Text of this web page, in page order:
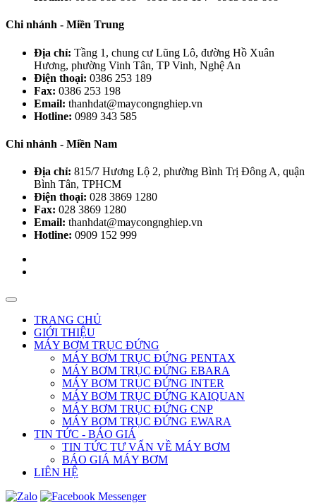
Chi nhánh - Miền Trung
Địa chỉ: Tầng 1, chung cư Lũng Lô, đường Hồ Xuân
Hương, phường Vinh Tân, TP Vinh, Nghệ An
Điện thoại: 0386 253 189
Fax: 0386 253 198
Email: thanhdat@maycongnghiep.vn
Hotline: 0989 343 585
Chi nhánh - Miền Nam
Địa chỉ: 815/7 Hương Lộ 2, phường Bình Trị Đông A, quận
Bình Tân, TPHCM
Điện thoại: 028 3869 1280
Fax: 028 3869 1280
Email: thanhdat@maycongnghiep.vn
Hotline: 0909 152 999
TRANG CHỦ
GIỚI THIỆU
MÁY BƠM TRỤC ĐỨNG
MÁY BƠM TRỤC ĐỨNG PENTAX
MÁY BƠM TRỤC ĐỨNG EBARA
MÁY BƠM TRỤC ĐỨNG INTER
MÁY BƠM TRỤC ĐỨNG KAIQUAN
MÁY BƠM TRỤC ĐỨNG CNP
MÁY BƠM TRỤC ĐỨNG EWARA
TIN TỨC - BÁO GIÁ
TIN TỨC TƯ VẤN VỀ MÁY BƠM
BÁO GIÁ MÁY BƠM
LIÊN HỆ